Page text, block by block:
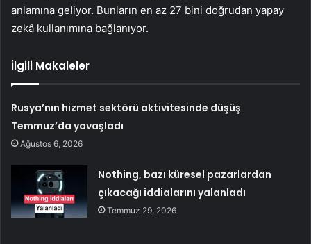
anlamına geliyor. Bunların en az 27 bini doğrudan yapay
zekâ kullanımına bağlanıyor.
İlgili Makaleler
Rusya’nın hizmet sektörü aktivitesinde düşüş
Temmuz’da yavaşladı
Ağustos 6, 2026
Nothing, bazı küresel pazarlardan
çıkacağı iddialarını yalanladı
Temmuz 29, 2026